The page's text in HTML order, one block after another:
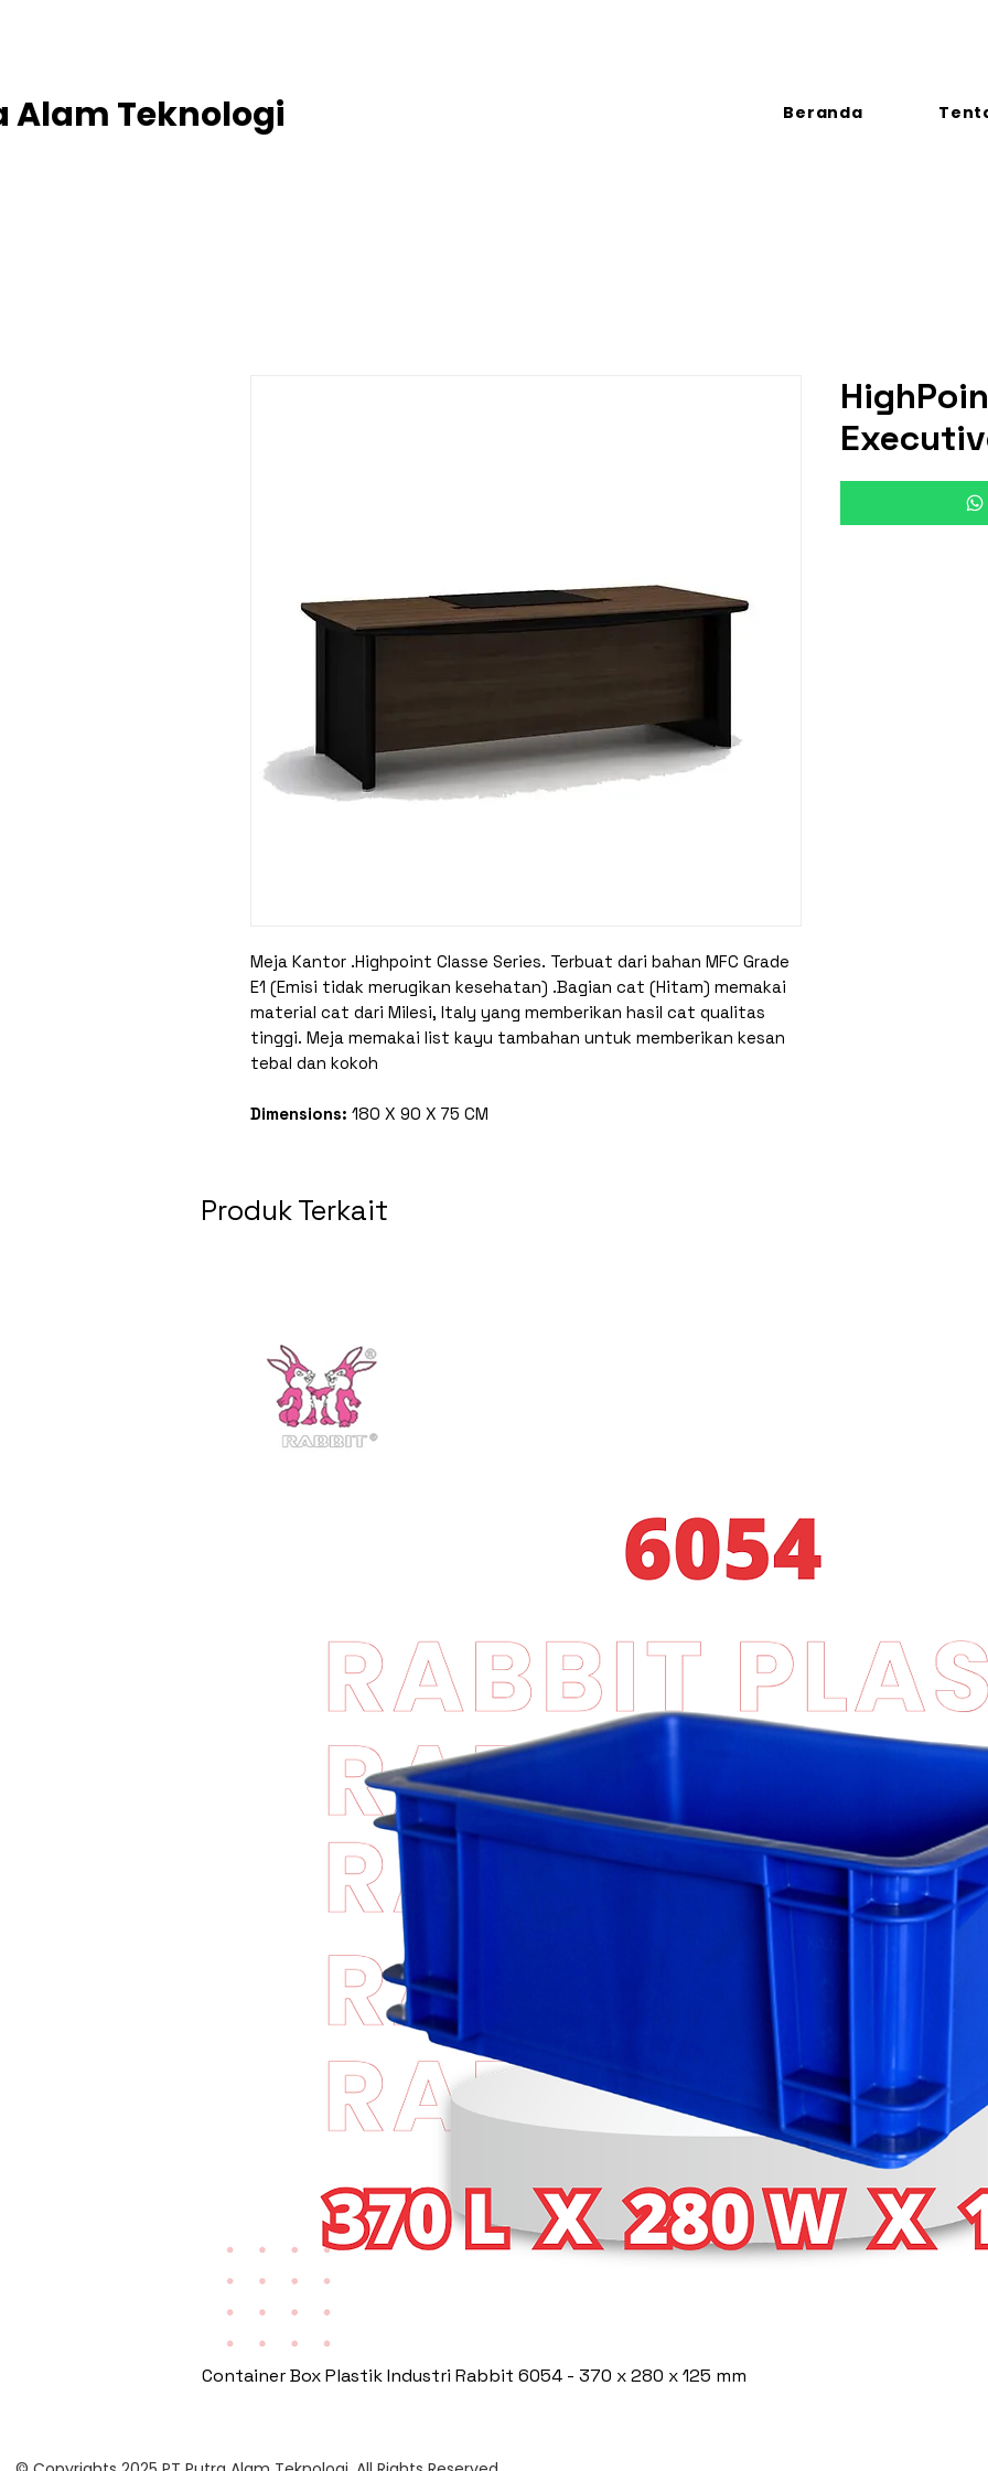
Alam Teknologi Beranda
Meja Kantor .Highpoint Classe Series. Terbuat dari bahan MFC Grade
E1 (Emisi tidak merugikan kesehatan) .Bagian cat (Hitam) memakai
material cat dari Milesi, Italy yang memberikan hasil cat qualitas
tinggi. Meja memakai list kayu tambahan untuk memberikan kesan
tebal dan kokoh
Dimensions: 180 X 90 X 75 CM
Produk Terkait
Container Box Plastik Industri Rabbit 6054 - 370 x 280 x 125 mm